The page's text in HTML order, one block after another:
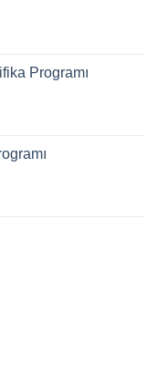
Programı